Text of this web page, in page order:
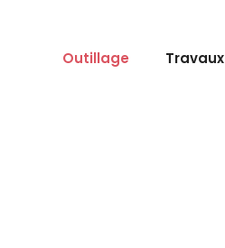
Outillage Travaux